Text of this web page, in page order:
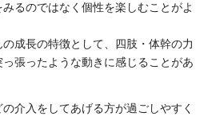
るのではなく個性を楽しむことがよ
成長の特徴として、四肢・体幹の力
張ったような動きに感じることがあ
介入をしてあげる方が過ごしやすく